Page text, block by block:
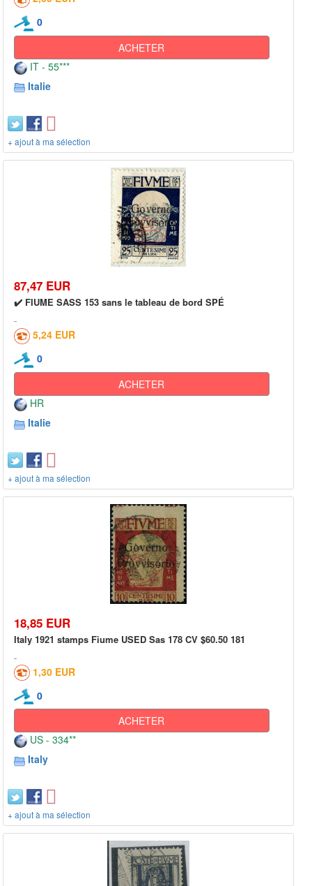
0
ACHETER
IT - 55***
Italie
+ ajout à ma sélection
87,47 EUR
✔️ FIUME SASS 153 sans le tableau de bord SPÉ
5,24 EUR
0
ACHETER
HR
Italie
+ ajout à ma sélection
18,85 EUR
Italy 1921 stamps Fiume USED Sas 178 CV $60.50 181
1,30 EUR
0
ACHETER
US - 334**
Italy
+ ajout à ma sélection